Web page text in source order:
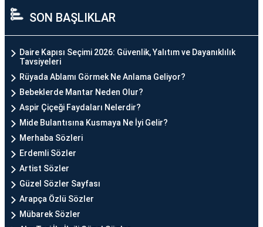
SON BAŞLIKLAR
Daire Kapısı Seçimi 2026: Güvenlik, Yalıtım ve Dayanıklılık
Tavsiyeleri
Rüyada Ablamı Görmek Ne Anlama Geliyor?
Bebeklerde Mantar Neden Olur?
Aspir Çiçeği Faydaları Nelerdir?
Mide Bulantısına Kusmaya Ne İyi Gelir?
Merhaba Sözleri
Erdemli Sözler
Artist Sözler
Güzel Sözler Sayfası
Arapça Özlü Sözler
Mübarek Sözler